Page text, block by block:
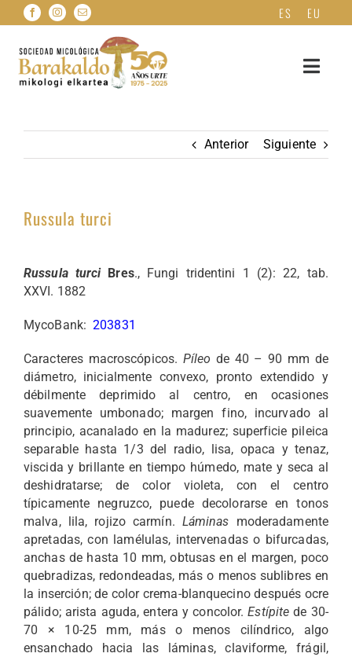
Saltar
al
contenido
ES EU
Toggle
QUIENES SOMOS
FICHAS MICOLÓGICAS
HERBARIO DE HONGOS
PUBLICACIONES
CULTURA MICOLÓGICA
BLOG
CONTACTO
Anterior Siguiente
Russula turci
Russula turciBres., Fungi tridentini 1 (2): 22, tab.
XXVI. 1882
MycoBank: 203831
Caracteres macroscópicos. Píleo de 40 – 90 mm de
diámetro, inicialmente convexo, pronto extendido y
débilmente deprimido al centro, en ocasiones
suavemente umbonado; margen fino, incurvado al
principio, acanalado en la madurez; superficie pileica
separable hasta 1/3 del radio, lisa, opaca y tenaz,
viscida y brillante en tiempo húmedo, mate y seca al
deshidratarse; de color violeta, con el centro
típicamente negruzco, puede decolorarse en tonos
malva, lila, rojizo carmín. Láminas moderadamente
apretadas, con lamélulas, intervenadas o bifurcadas,
anchas de hasta 10 mm, obtusas en el margen, poco
quebradizas, redondeadas, más o menos sublibres en
la inserción; de color crema-blanquecino después ocre
pálido; arista aguda, entera y concolor.Estípite de 30-
70 × 10-25 mm, más o menos cilíndrico, algo
ensanchado hacia las láminas, claviforme, frágil,